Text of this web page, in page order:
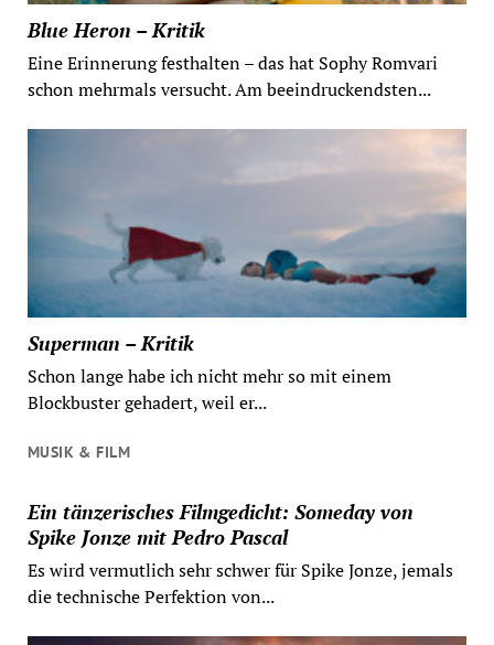
Blue Heron – Kritik
Eine Erinnerung festhalten – das hat Sophy Romvari
schon mehrmals versucht. Am beeindruckendsten...
Superman – Kritik
Schon lange habe ich nicht mehr so mit einem
Blockbuster gehadert, weil er...
MUSIK & FILM
Ein tänzerisches Filmgedicht: Someday von
Spike Jonze mit Pedro Pascal
Es wird vermutlich sehr schwer für Spike Jonze, jemals
die technische Perfektion von...